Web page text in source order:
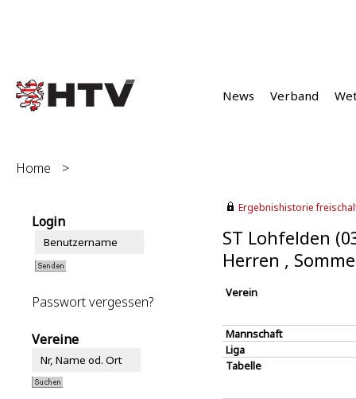
News Verband
Home >
Login
Passwort vergessen?
Vereine
Ergebnishistorie
ST Lohfelden
Herren ,
Verein
Mannschaft
Liga
Tabelle